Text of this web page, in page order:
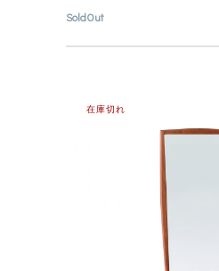
SoldOut
在庫切れ